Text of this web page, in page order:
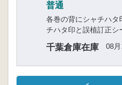
普通
各巻の背にシャチハ
チハタ印と誤植訂正シ
千葉倉庫在庫 08